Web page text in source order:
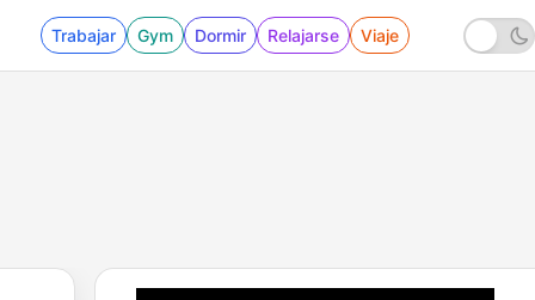
Trabajar Gym Dormir Relajarse Viaje